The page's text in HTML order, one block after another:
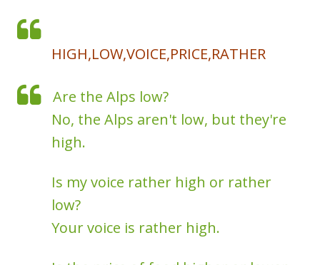
HIGH,LOW,VOICE,PRICE,RATHER
Are the Alps low?
No, the Alps aren't low, but they're
high.
Is my voice rather high or rather
low?
Your voice is rather high.